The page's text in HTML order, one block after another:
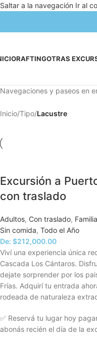
Saltar a la navegación Ir al
RAFTINGOTRAS
Navegaciones y paseos en
Inicio/Tipo/Lacustre
Excursión a
con traslado
Adultos, Con traslado, Familia
Sin comida, Todo el Año
De: $212,000.00
Viví una experiencia única
Cascada Los Cántaros.
dejate sorprender por los
Frías. Adquirí tu entrada
rodeada de naturaleza
✅ Reservá tu lugar hoy
abonás recién el día de la